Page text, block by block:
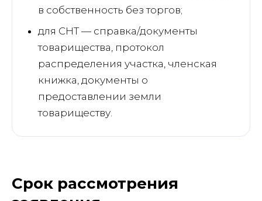
в собственность без торгов;
для СНТ — справка/документы
товарищества, протокол
распределения участка, членская
книжка, документы о
предоставлении земли
товариществу.
Срок рассмотрения